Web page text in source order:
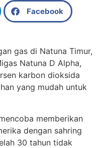
Facebook
gas di Natuna Timur,
Natuna D Alpha,
karbon dioksida
yang mudah untuk
memberikan
dengan sahring
30 tahun tidak